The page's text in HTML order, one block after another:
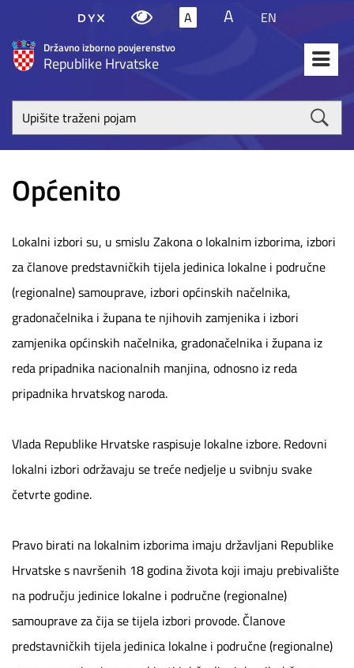
Državno izborno povjerenstvo
Republike Hrvatske
A A EN
Upišite
traženi
Općenito
Lokalni izbori su, u smislu Zakona o lokalnim izborima, izbori
za članove predstavničkih tijela jedinica lokalne i područne
(regionalne) samouprave, izbori općinskih načelnika,
gradonačelnika i župana te njihovih zamjenika i izbori
zamjenika općinskih načelnika, gradonačelnika i župana iz
reda pripadnika nacionalnih manjina, odnosno iz reda
pripadnika hrvatskog naroda.
Vlada Republike Hrvatske raspisuje lokalne izbore. Redovni
lokalni izbori održavaju se treće nedjelje u svibnju svake
četvrte godine.
Pravo birati na lokalnim izborima imaju državljani Republike
Hrvatske s navršenih 18 godina života koji imaju prebivalište
na području jedinice lokalne i područne (regionalne)
samouprave za čija se tijela izbori provode. Članove
predstavničkih tijela jedinica lokalne i područne (regionalne)